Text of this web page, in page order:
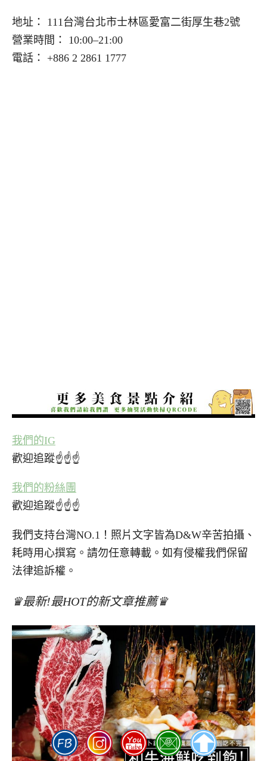
地址： 111台灣台北市士林區愛富二街厚生巷2號
營業時間： 10:00–21:00
電話： +886 2 2861 1777
我們的IG
歡迎追蹤☝☝☝
我們的粉絲團
歡迎追蹤☝☝☝
我們支持台灣NO.1！照片文字皆為D&W辛苦拍攝、
耗時用心撰寫。請勿任意轉載。如有侵權我們保留
法律追訴權。
♛最新!最HOT的新文章推薦♛